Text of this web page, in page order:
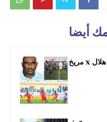
أيضا
كتب/محمد عبدالرحمن ادم… هلال x مريخ